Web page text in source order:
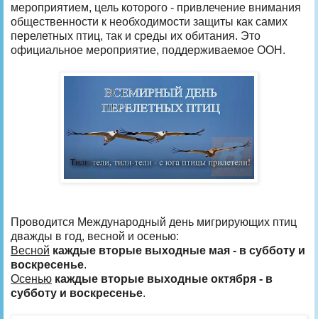
мероприятием, цель которого - привлечение внимания
общественности к необходимости защиты как самих
перелетных птиц, так и среды их обитания. Это
официальное мероприятие, поддерживаемое ООН.
Проводится Международный день мигрирующих птиц
дважды в год, весной и осенью:
Весной каждые вторые выходные мая - в субботу и
воскресенье.
Осенью каждые вторые выходные октября - в
субботу и воскресенье.